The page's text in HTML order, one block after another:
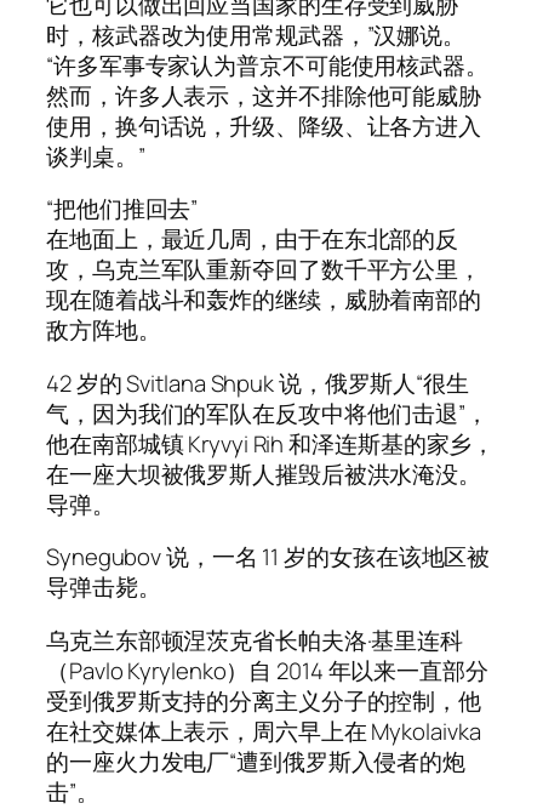
时，核武器改为使用常规武器，”汉娜说。
“许多军事专家认为普京不可能使用核武器。
然而，许多人表示，这并不排除他可能威胁
使用，换句话说，升级、降级、让各方进入
谈判桌。”
“把他们推回去”
在地面上，最近几周，由于在东北部的反
攻，乌克兰军队重新夺回了数千平方公里，
现在随着战斗和轰炸的继续，威胁着南部的
敌方阵地。
42 岁的 Svitlana Shpuk 说，俄罗斯人“很生
气，因为我们的军队在反攻中将他们击退”，
他在南部城镇 Kryvyi Rih 和泽连斯基的家乡，
在一座大坝被俄罗斯人摧毁后被洪水淹没。
导弹。
Synegubov 说，一名 11 岁的女孩在该地区被
导弹击毙。
乌克兰东部顿涅茨克省长帕夫洛·基里连科
（Pavlo Kyrylenko）自 2014 年以来一直部分
受到俄罗斯支持的分离主义分子的控制，他
在社交媒体上表示，周六早上在 Mykolaivka
的一座火力发电厂“遭到俄罗斯入侵者的炮
击”。